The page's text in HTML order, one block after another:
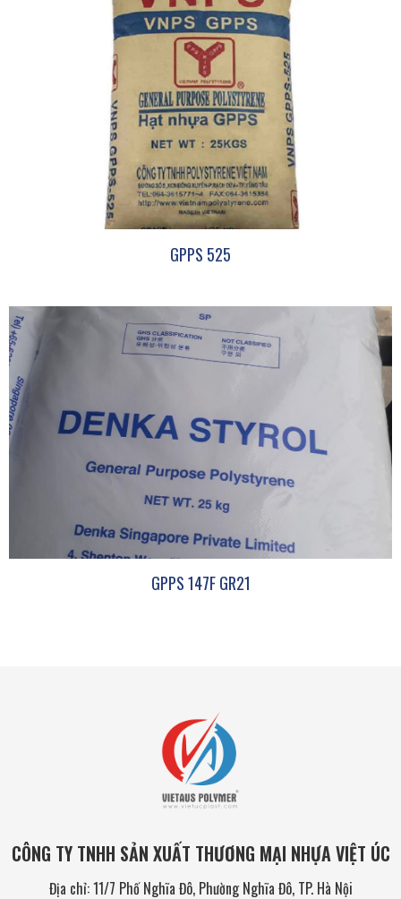
GPPS 525
GPPS 147F GR21
CÔNG TY TNHH SẢN XUẤT THƯƠNG MẠI NHỰA VIỆT ÚC
Địa chỉ: 11/7 Phố Nghĩa Đô, Phường Nghĩa Đô, TP. Hà Nội